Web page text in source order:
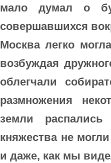
мало думал о
совершавшихся
Москва легко
возбуждая
облегчали
размножения
земли
княжества не
и даже, как мы